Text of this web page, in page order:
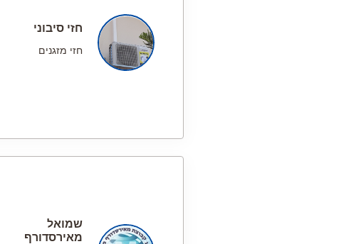
חזי סיבוני
חזי מזגנים
שמואל
מאירסדורף